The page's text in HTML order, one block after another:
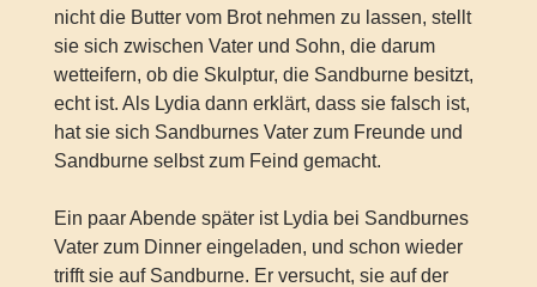
nicht die Butter vom Brot nehmen zu lassen, stellt
sie sich zwischen Vater und Sohn, die darum
wetteifern, ob die Skulptur, die Sandburne besitzt,
echt ist. Als Lydia dann erklärt, dass sie falsch ist,
hat sie sich Sandburnes Vater zum Freunde und
Sandburne selbst zum Feind gemacht.
Ein paar Abende später ist Lydia bei Sandburnes
Vater zum Dinner eingeladen, und schon wieder
trifft sie auf Sandburne. Er versucht, sie auf der